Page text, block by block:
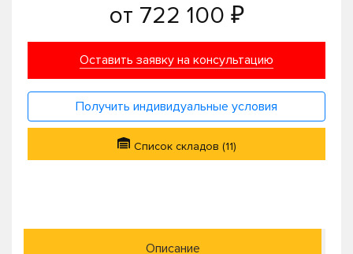
от 722 100 ₽
Оставить заявку на консультацию
Получить индивидуальные условия
Список складов (11)
Описание